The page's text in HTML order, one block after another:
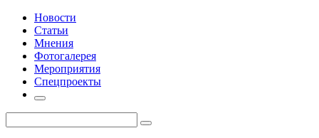
Новости
Статьи
Мнения
Фотогалерея
Мероприятия
Спецпроекты